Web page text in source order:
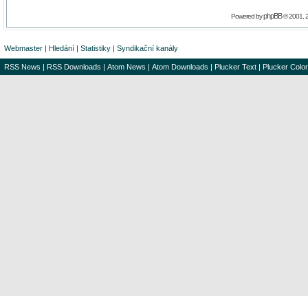
Powered byphpBB© 2001,
Webmaster | Hledání | Statistiky | Syndikační kanály
RSS News | RSS Downloads | Atom News | Atom Downloads | Plucker Text | Plucker Color